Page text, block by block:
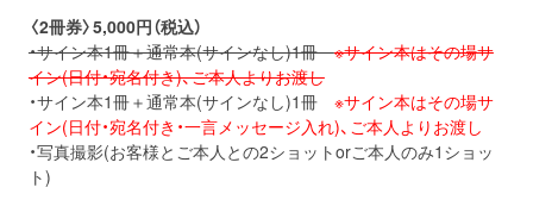
〈2冊券〉5,000円（税込）
・サイン本1冊＋通常本(サインなし)1冊※サイン本はその場サ
イン(日付・宛名付き)、ご本人よりお渡し
・サイン本1冊＋通常本(サインなし)1冊 ※サイン本はその場サ
イン(日付・宛名付き・一言メッセージ入れ)、ご本人よりお渡し
・写真撮影(お客様とご本人との2ショットorご本人のみ1ショッ
ト)